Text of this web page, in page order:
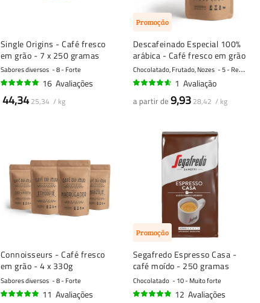
Single Origins - Café fresco
em grão - 7 x 250 gramas
Sabores diversos 8 - Forte
16 Avaliações
44,34 25,34 / kg
Promoção
Descafeinado Especial 100%
arábica - Café fresco em grão
Chocolatado, Frutado, Nozes 5 - Regular
1 Avaliação
a partir de 9,93 28,42 / kg
Connoisseurs - Café fresco
em grão - 4 x 330g
Sabores diversos 8 - Forte
11 Avaliações
Promoção
Segafredo Espresso Casa -
café moído - 250 gramas
Chocolatado 10 - Muito forte
12 Avaliações